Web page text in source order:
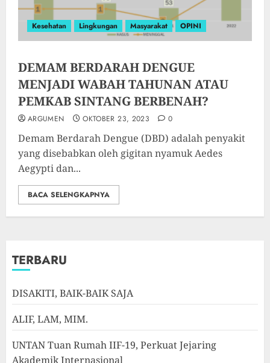
Kesehatan Lingkungan Masyarakat OPINI
DEMAM BERDARAH DENGUE
MENJADI WABAH TAHUNAN ATAU
PEMKAB SINTANG BERBENAH?
ARGUMEN OKTOBER 23, 2023 0
Demam Berdarah Dengue (DBD) adalah penyakit
yang disebabkan oleh gigitan nyamuk Aedes
Aegypti dan...
BACA SELENGKAPNYA
TERBARU
DISAKITI, BAIK-BAIK SAJA
ALIF, LAM, MIM.
UNTAN Tuan Rumah IIF-19, Perkuat Jejaring
Akademik Internasional